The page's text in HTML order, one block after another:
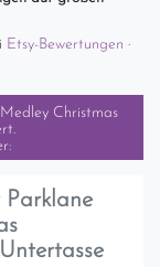
Etsy-Bewertungen ·
Christmas
Parklane